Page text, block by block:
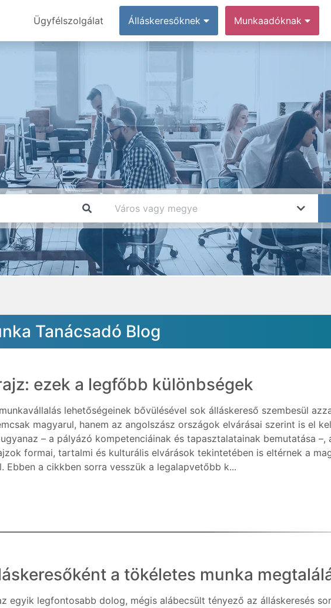
Ügyfélszolgálat Álláskeresőknek Munkaadóknak
Tanácsadó Blog
ezek a legfőbb különbségek
lehetőségeinek bővülésével sok álláskereső szembesül
magyarul, hanem az angolszász országok elvárásai szerint is el
– a pályázó kompetenciáinak és tapasztalatainak bemutatása –,
formai, tartalmi és kulturális elvárások tekintetében is eltérnek a
Ebben a cikkben sorra vesszük a legalapvetőbb k...
a tökéletes munka
egyik legfontosabb dolog, mégis alábecsült tényező az álláskeresés